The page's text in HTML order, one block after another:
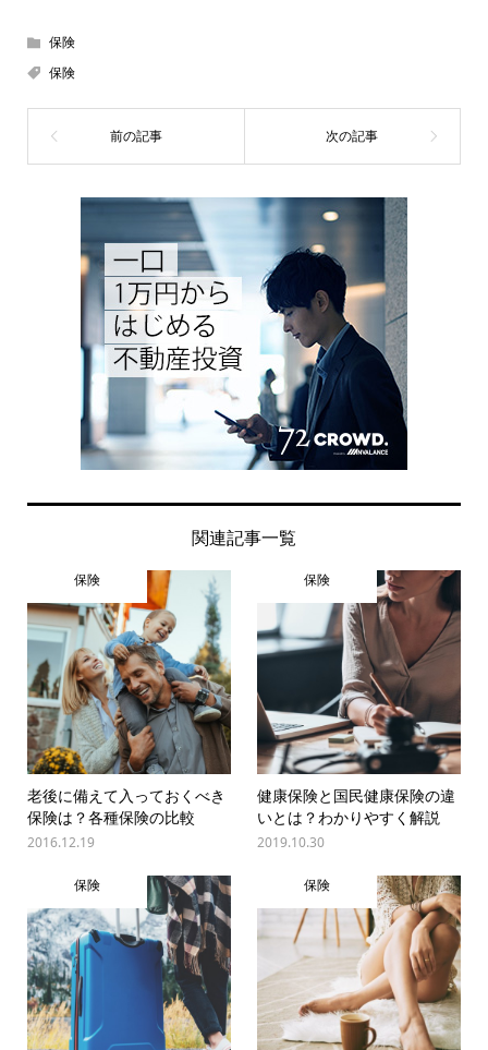
保険
保険
関連記事一覧
保険
老後に備えて入っておくべき
保険は？各種保険の比較
2016.12.19
保険
健康保険と国民健康保険の違
いとは？わかりやすく解説
2019.10.30
保険 保険